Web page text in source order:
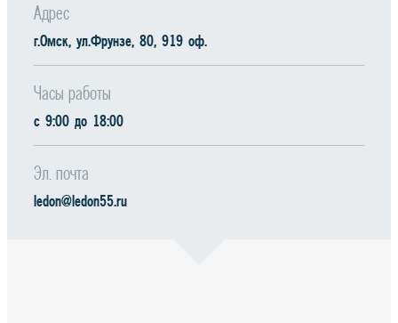
Адрес
г.Омск, ул.Фрунзе, 80, 919 оф.
Часы работы
c 9:00 до 18:00
Эл. почта
ledon@ledon55.ru